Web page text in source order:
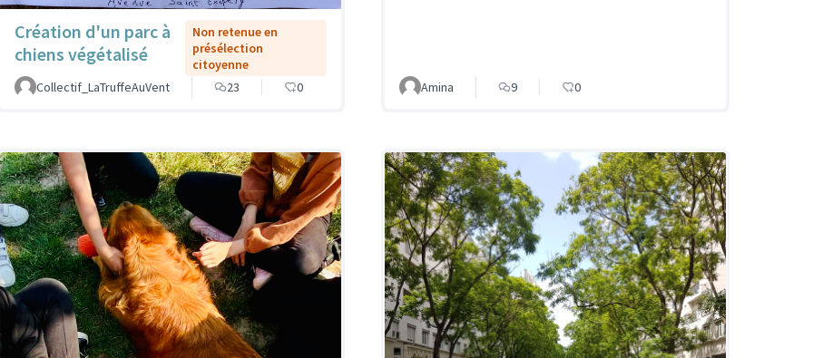
Création d'un parc à
chiens végétalisé
Non retenue en
présélection
citoyenne
Collectif_LaTruffeAuVent
23 0 Amina 9 0